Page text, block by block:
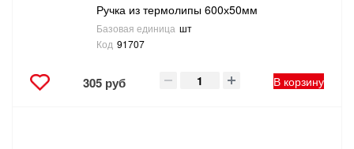
Ручка из термолипы 600х50мм
Базовая единица шт
Код 91707
305 руб В корзину